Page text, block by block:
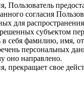
согласия
для
субъектом
себя фамилию, имя,
персональных
оно направлено.
свое